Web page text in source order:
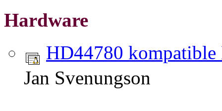
Hardware
HD44780
Jan Svenungson